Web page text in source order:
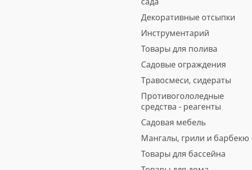
Декоративные отсыпки
Инструментарий
Товары для полива
Садовые ограждения
Травосмеси, сидераты
Противогололедные
средства - реагенты
Садовая мебель
Мангалы, грили и барбекю
Товары для бассейна